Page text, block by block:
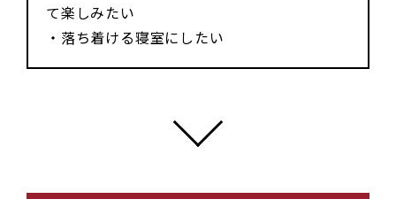
て楽しみたい
・落ち着ける寝室にしたい